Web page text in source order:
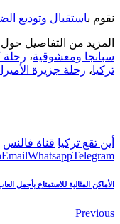
نقوم باستقبال وتوديع
المزيد من التفاصيل
سبانجا ومعشوقية، رحلة
تركيا، رحلة جزيرة
أين تقع تركيا قناة فالنس
EmailWhatsappTelegram
الأماكن المثالية للاستمتاع بأجمل
Previous